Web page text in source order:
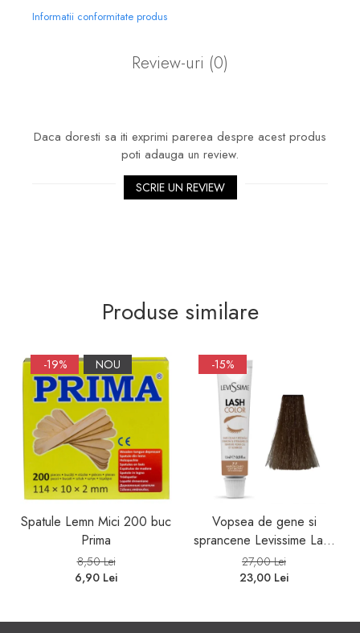
Informatii conformitate produs
Review-uri (0)
Daca doresti sa iti exprimi parerea despre acest produs
poti adauga un review.
SCRIE UN REVIEW
Produse similare
-19% NOU
Spatule Lemn Mici 200 buc
Prima
8,50 Lei
6,90 Lei
-15%
Vopsea de gene si
sprancene Levissime Lash
Color 7-7 Maro Deschis
15ml
27,00 Lei
23,00 Lei